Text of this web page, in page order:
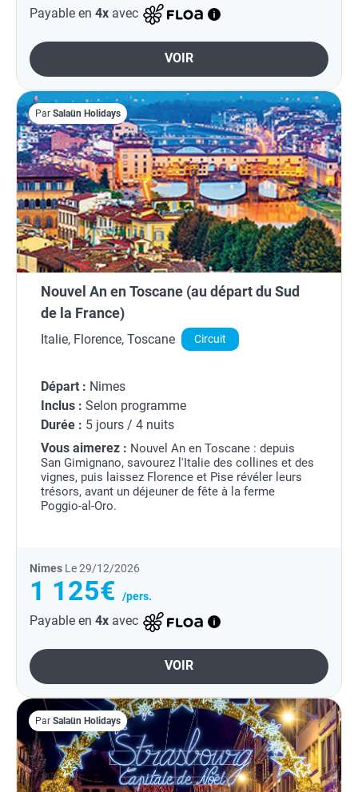
Payable en 4x avec
VOIR
Par Salaün Holidays
Nouvel An en Toscane (au départ du Sud
de la France)
Italie, Florence, Toscane Circuit
Départ : Nimes
Inclus : Selon programme
Durée : 5 jours / 4 nuits
Vous aimerez : Nouvel An en Toscane : depuis
San Gimignano, savourez l'Italie des collines et des
vignes, puis laissez Florence et Pise révéler leurs
trésors, avant un déjeuner de fête à la ferme
Poggio-al-Oro.
Nimes Le 29/12/2026
1 125€ /pers.
Payable en 4x avec
VOIR
Par Salaün Holidays